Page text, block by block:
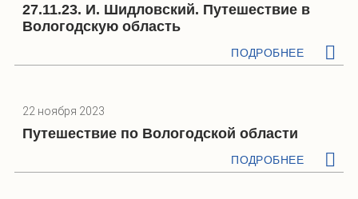
27.11.23. И. Шидловский. Путешествие в
Вологодскую область
ПОДРОБНЕЕ
22 ноября 2023
Путешествие по Вологодской области
ПОДРОБНЕЕ